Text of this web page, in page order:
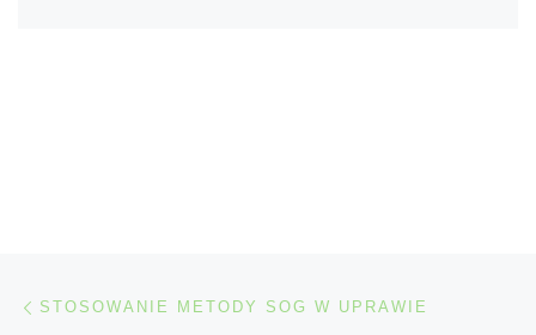
Nawigacja wpisu
STOSOWANIE METODY SOG W UPRAWIE